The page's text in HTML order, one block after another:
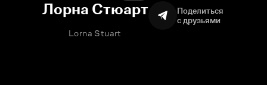
Лорна Стюарт
Lorna Stuart
Поделиться
с друзьями